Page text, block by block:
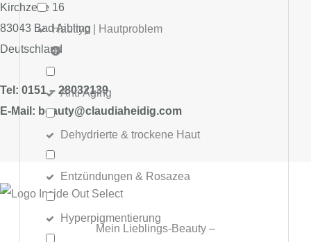
Hauttyp | Hautproblem
Anti Aging
Dehydrierte & trockene Haut
Entzündungen & Rosazea
Hyperpigmentierung
Kirchzeile 16
83043 Bad Aibling
Deutschland
Tel: 0151 – 28032139
E-Mail: beauty@claudiaheidig.com
Mein Lieblings-Beauty –